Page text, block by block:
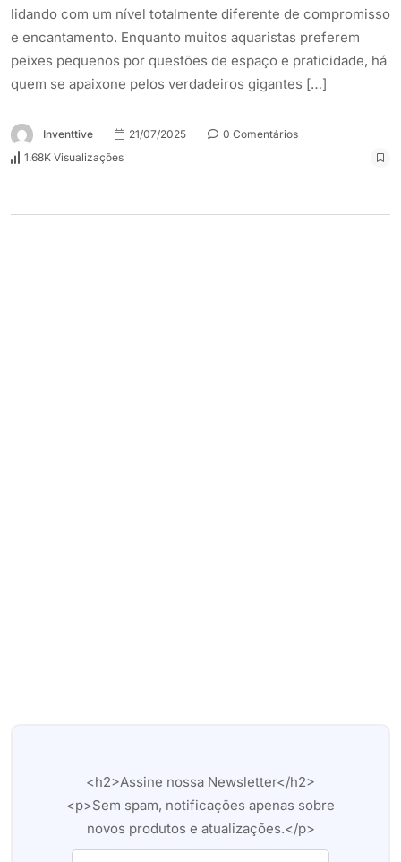
lidando com um nível totalmente diferente de compromisso
e encantamento. Enquanto muitos aquaristas preferem
peixes pequenos por questões de espaço e praticidade, há
quem se apaixone pelos verdadeiros gigantes […]
Inventtive 21/07/2025
0 Comentários
1.68K Visualizações
<h2>Assine nossa Newsletter</h2>
<p>Sem spam, notificações apenas sobre
novos produtos e atualizações.</p>